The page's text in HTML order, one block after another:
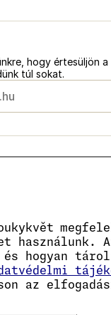
használunk.
és hogyan
az
hogy értesüljön
túl sokat.
Városi Bíróság
az
a 0636-os
adószámunk:
eng827q.